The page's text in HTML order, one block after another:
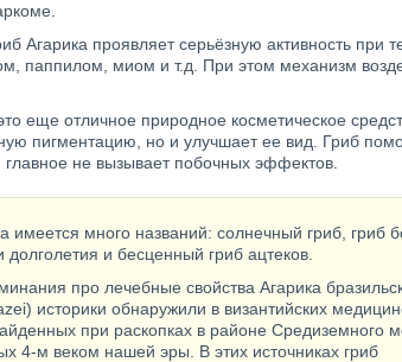
Агарика проявляет серьёзную активность при
паппилом, миом и т.д. При этом механизм
еще отличное природное косметическое
пигментацию, но и улучшает ее вид. Гриб
не вызывает побочных эффектов.
имеется много названий: солнечный гриб, гриб
долголетия и бесценный гриб ацтеков.
про лечебные свойства Агарика
историки обнаружили в византийских
при раскопках в районе Средиземного
4-м веком нашей эры. В этих источниках гриб